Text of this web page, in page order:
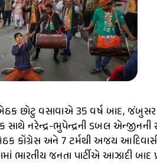
છોટુ વસાવાએ 35 વર્ષ બાદ,
સાથે નરેન્દ્ર-ભુપેન્દ્રની ડબલ એન્જીનની
કોંગ્રેસ અને 7 ટર્મથી અજય
ભારતીય જનતા પાર્ટીએ આઝાદી